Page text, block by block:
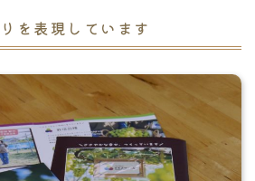
を表現しています